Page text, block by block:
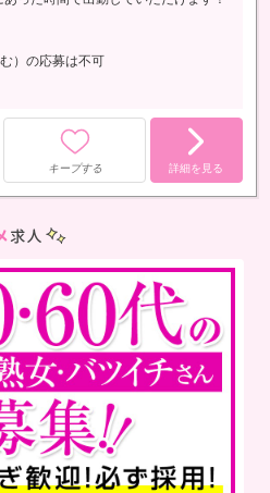
）の応募は不可
キープする 詳細を見る